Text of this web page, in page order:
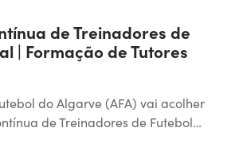
de Treinadores de
| Formação de Tutores
do Algarve (AFA) vai acolher
de Treinadores de Futebol…